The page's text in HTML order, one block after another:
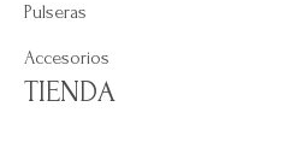
Pulseras
Accesorios
TIENDA